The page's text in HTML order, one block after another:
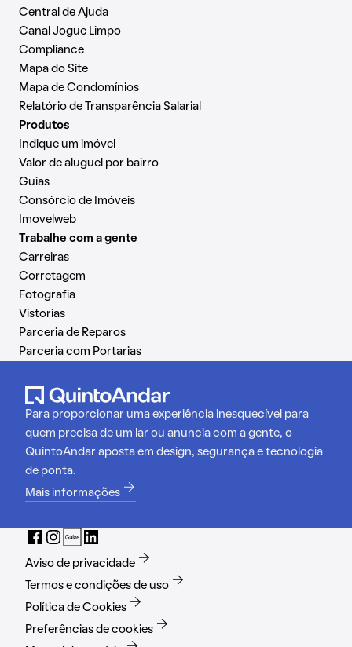
Central de Ajuda
Canal Jogue Limpo
Compliance
Mapa do Site
Mapa de Condomínios
Relatório de Transparência Salarial
Produtos
Indique um imóvel
Valor de aluguel por bairro
Guias
Consórcio de Imóveis
Imovelweb
Trabalhe com a gente
Carreiras
Corretagem
Fotografia
Vistorias
Parceria de Reparos
Parceria com Portarias
Para proporcionar uma experiência inesquecível para
quem precisa de um lar ou anuncia com a gente, o
QuintoAndar aposta em design, segurança e tecnologia
de ponta.
Mais informações
Aviso de privacidade
Termos e condições de uso
Política de Cookies
Preferências de cookies